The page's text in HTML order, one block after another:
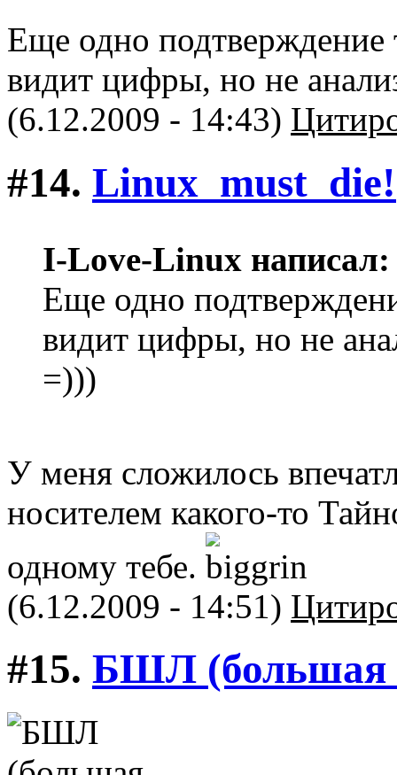
Еще одно подтверждение
видит цифры, но не
(6.12.2009 - 14:43)
#14. Linux_must_die!
I-Love-Linux написал:
Еще одно
видит цифры, но не
=)))
У меня сложилось
носителем какого-то
одному тебе.
(6.12.2009 - 14:51)
#15. БШЛ (большая